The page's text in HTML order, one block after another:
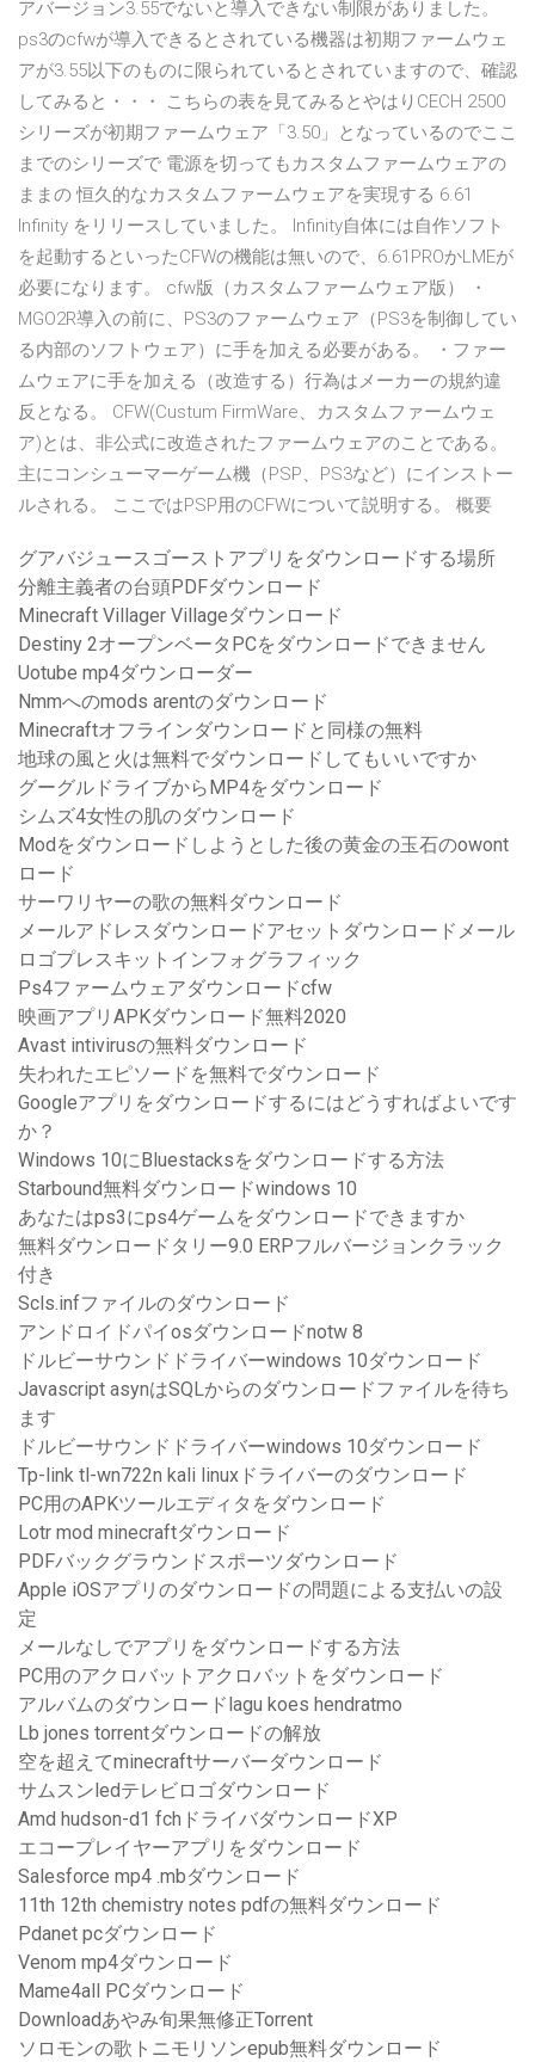
アバージョン3.55でないと導入できない制限がありました。
ps3のcfwが導入できるとされている機器は初期ファームウェ
アが3.55以下のものに限られているとされていますので、確認
してみると・・・ こちらの表を見てみるとやはりCECH 2500
シリーズが初期ファームウェア「3.50」となっているのでここ
までのシリーズで 電源を切ってもカスタムファームウェアの
ままの 恒久的なカスタムファームウェアを実現する 6.61
Infinity をリリースしていました。 Infinity自体には自作ソフト
を起動するといったCFWの機能は無いので、6.61PROかLMEが
必要になります。 cfw版（カスタムファームウェア版） ・
MGO2R導入の前に、PS3のファームウェア（PS3を制御してい
る内部のソフトウェア）に手を加える必要がある。 ・ファー
ムウェアに手を加える（改造する）行為はメーカーの規約違
反となる。 CFW(Custum FirmWare、カスタムファームウェ
ア)とは、非公式に改造されたファームウェアのことである。
主にコンシューマーゲーム機（PSP、PS3など）にインストー
ルされる。 ここではPSP用のCFWについて説明する。 概要
グアバジュースゴーストアプリをダウンロードする場所
分離主義者の台頭PDFダウンロード
Minecraft Villager Villageダウンロード
Destiny 2オープンベータPCをダウンロードできません
Uotube mp4ダウンローダー
Nmmへのmods arentのダウンロード
Minecraftオフラインダウンロードと同様の無料
地球の風と火は無料でダウンロードしてもいいですか
グーグルドライブからMP4をダウンロード
シムズ4女性の肌のダウンロード
Modをダウンロードしようとした後の黄金の玉石のowont
ロード
サーワリヤーの歌の無料ダウンロード
メールアドレスダウンロードアセットダウンロードメール
ロゴプレスキットインフォグラフィック
Ps4ファームウェアダウンロードcfw
映画アプリAPKダウンロード無料2020
Avast intivirusの無料ダウンロード
失われたエピソードを無料でダウンロード
Googleアプリをダウンロードするにはどうすればよいです
か？
Windows 10にBluestacksをダウンロードする方法
Starbound無料ダウンロードwindows 10
あなたはps3にps4ゲームをダウンロードできますか
無料ダウンロードタリー9.0 ERPフルバージョンクラック
付き
Scls.infファイルのダウンロード
アンドロイドパイosダウンロードnotw 8
ドルビーサウンドドライバーwindows 10ダウンロード
Javascript asynはSQLからのダウンロードファイルを待ち
ます
ドルビーサウンドドライバーwindows 10ダウンロード
Tp-link tl-wn722n kali linuxドライバーのダウンロード
PC用のAPKツールエディタをダウンロード
Lotr mod minecraftダウンロード
PDFバックグラウンドスポーツダウンロード
Apple iOSアプリのダウンロードの問題による支払いの設
定
メールなしでアプリをダウンロードする方法
PC用のアクロバットアクロバットをダウンロード
アルバムのダウンロードlagu koes hendratmo
Lb jones torrentダウンロードの解放
空を超えてminecraftサーバーダウンロード
サムスンledテレビロゴダウンロード
Amd hudson-d1 fchドライバダウンロードXP
エコープレイヤーアプリをダウンロード
Salesforce mp4 .mbダウンロード
11th 12th chemistry notes pdfの無料ダウンロード
Pdanet pcダウンロード
Venom mp4ダウンロード
Mame4all PCダウンロード
Downloadあやみ旬果無修正Torrent
ソロモンの歌トニモリソンepub無料ダウンロード